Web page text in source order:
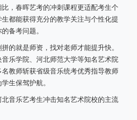
，春晖艺考的冲刺课程更适配考生个
都能获得充分的教学关注与个性化提
备考问题。
的就是师资，找对老师才能提升快。
乐学院、河北师范大学等知名艺术院
教师斩获省级音乐统考优秀指导教师
生保驾护航。
音乐艺考生冲击知名艺术院校的主流